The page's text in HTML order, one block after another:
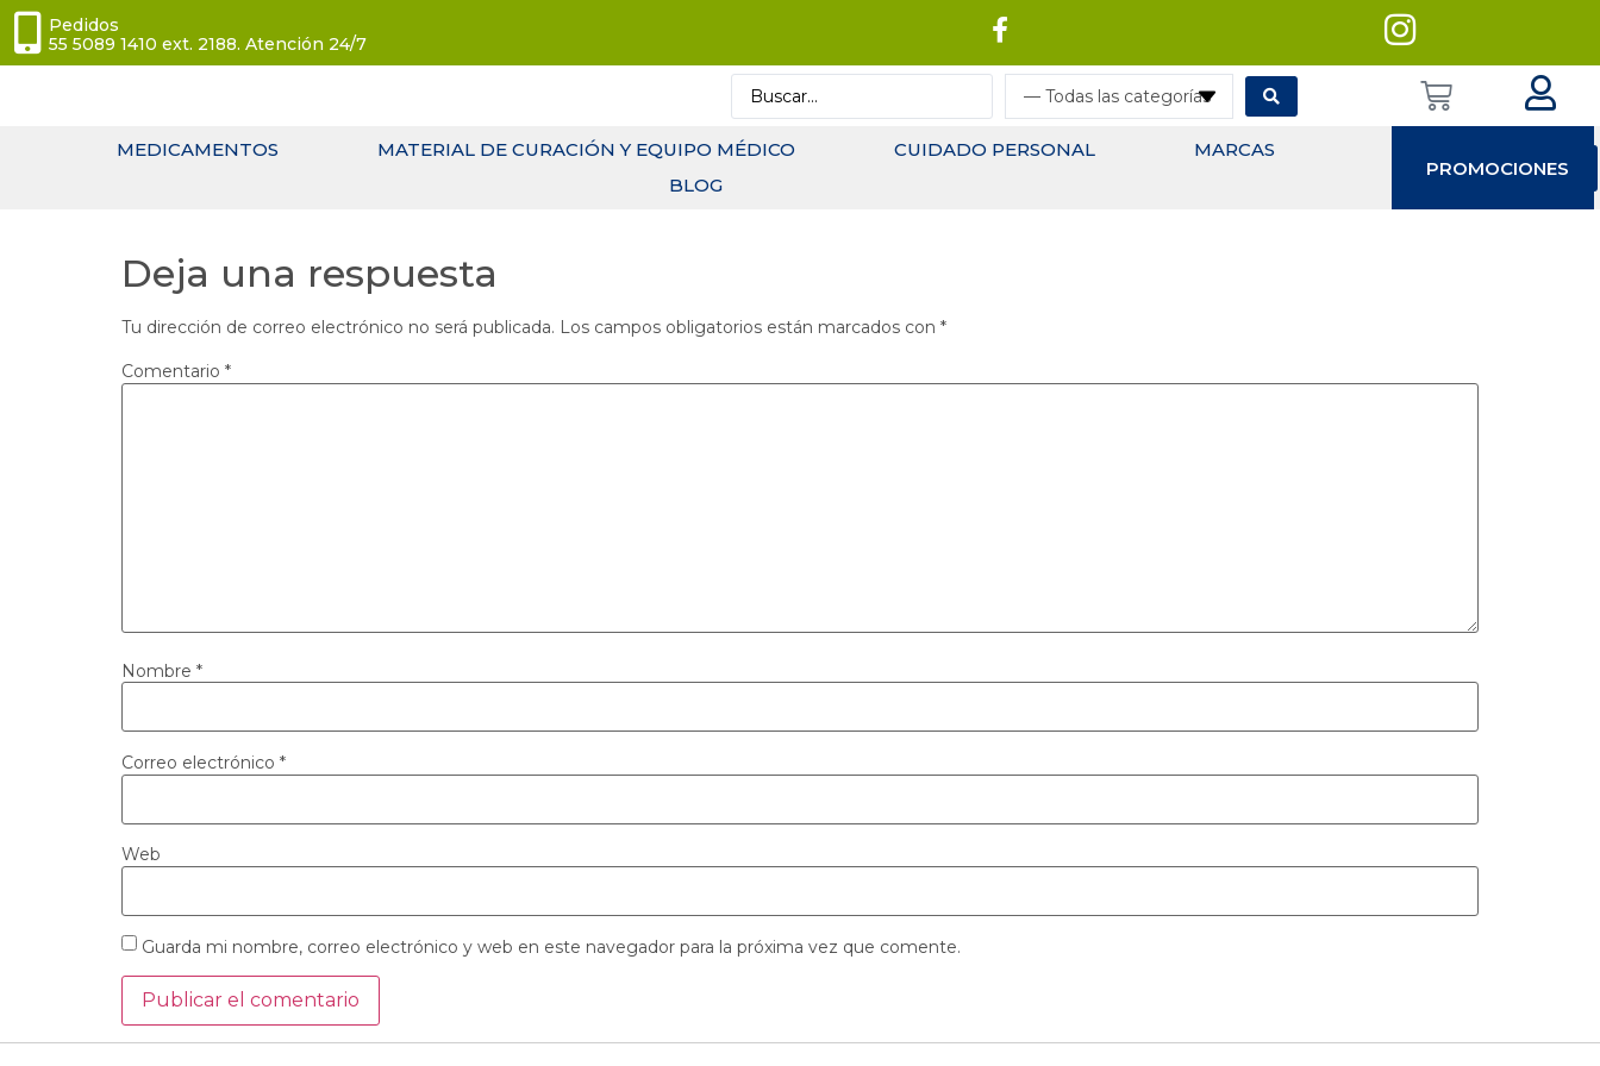
Pedidos
55 5089 1410 ext. 2188. Atención 24/7
MEDICAMENTOS MATERIAL DE CURACIÓN Y EQUIPO MÉDICO CUIDADO PERSONAL
MARCAS
BLOG
PROMOCIONES
Deja una respuesta
Tu dirección de correo electrónico no será publicada. Los campos obligatorios están marcados con *
Comentario *
Nombre *
Correo electrónico *
Web
Guarda mi nombre, correo electrónico y web en este navegador para la próxima vez que comente.